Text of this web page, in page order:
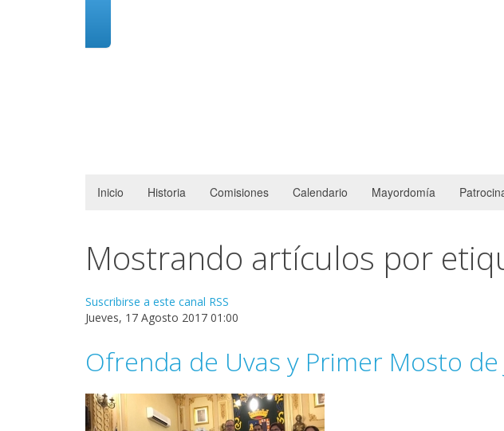
Inicio Historia Comisiones Calendario Mayordomía
Mostrando artículos por
Suscribirse a este canal RSS
Jueves, 17 Agosto 2017 01:00
Ofrenda de Uvas y Primer Mosto de